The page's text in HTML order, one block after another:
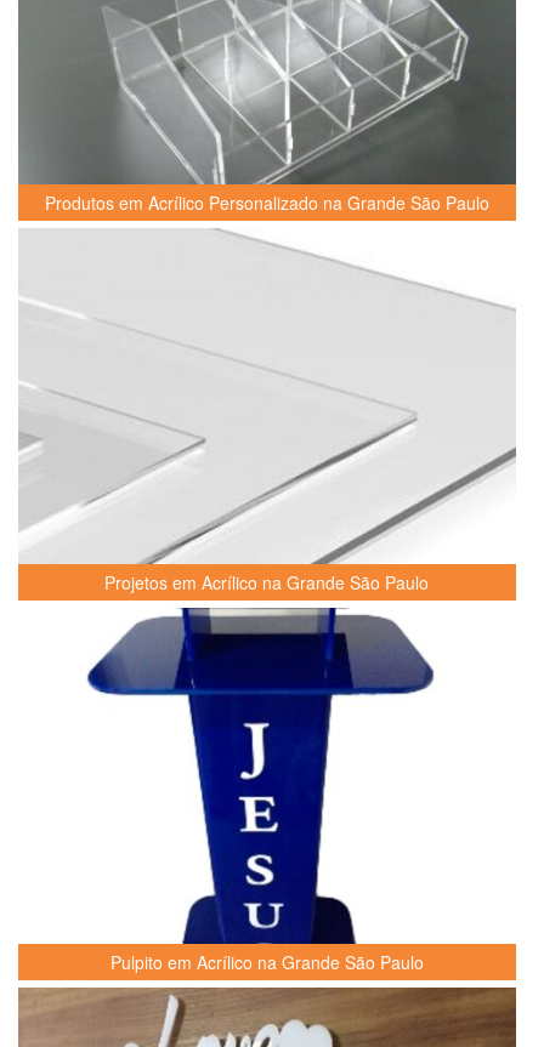
Produtos em Acrílico Personalizado na Grande São Paulo
Projetos em Acrílico na Grande São Paulo
Pulpito em Acrílico na Grande São Paulo